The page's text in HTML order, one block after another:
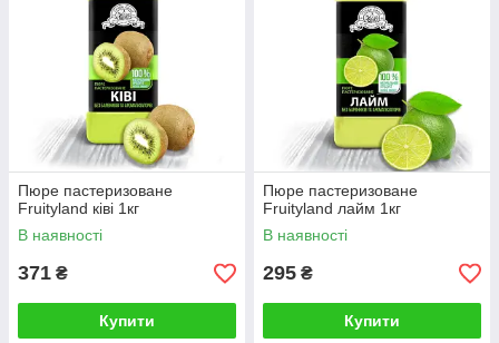
Пюре пастеризоване
Fruityland ківі 1кг
В наявності
371 ₴
Купити
Пюре пастеризоване
Fruityland лайм 1кг
В наявності
295 ₴
Купити